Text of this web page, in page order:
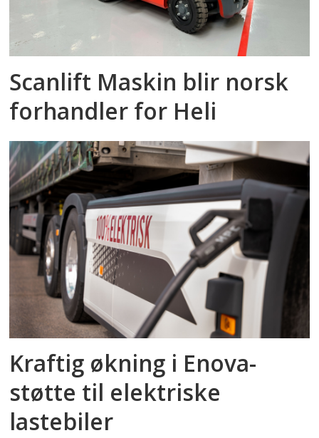
Scanlift Maskin blir norsk
forhandler for Heli
Kraftig økning i Enova-
støtte til elektriske
lastebiler